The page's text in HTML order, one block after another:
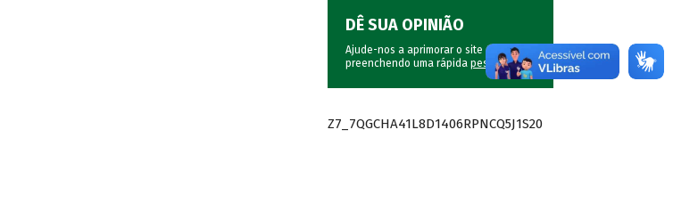
DÊ SUA OPINIÃO
Ajude-nos a aprimorar o site do BNDES
preenchendo uma rápida pesquisa.
Z7_7QGCHA41L8D1406RPNCQ5J1S20